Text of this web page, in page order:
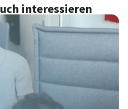
interessieren